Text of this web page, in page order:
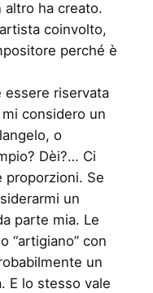
altro ha creato.
coinvolto,
perché è
essere riservata
considero un
o
Dèi?… Ci
proporzioni. Se
un
parte mia. Le
“artigiano” con
un
E lo stesso vale